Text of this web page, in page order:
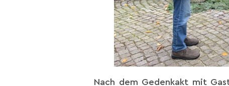
Nach dem Gedenkakt mit